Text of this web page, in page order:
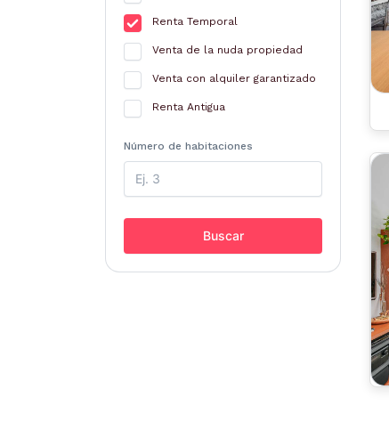
Renta Temporal
Venta de la nuda propiedad
Venta con alquiler garantizado
Renta Antigua
Número de habitaciones
Buscar